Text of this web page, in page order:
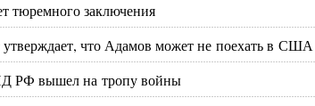
тюремного заключения
что Адамов может не поехать в США
РФ вышел на тропу войны